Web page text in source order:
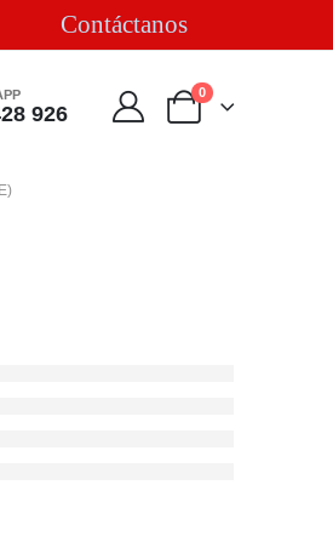
Contáctanos
926
0